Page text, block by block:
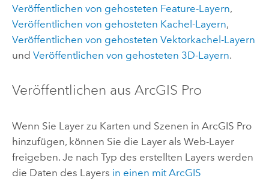
Veröffentlichen von gehosteten Feature-Layern,
Veröffentlichen von gehosteten Kachel-Layern,
Veröffentlichen von gehosteten Vektorkachel-Layern
und Veröffentlichen von gehosteten 3D-Layern.
Veröffentlichen aus ArcGIS Pro
Wenn Sie Layer zu Karten und Szenen in ArcGIS Pro
hinzufügen, können Sie die Layer als Web-Layer
freigeben. Je nach Typ des erstellten Layers werden
die Daten des Layers in einen mit ArcGIS